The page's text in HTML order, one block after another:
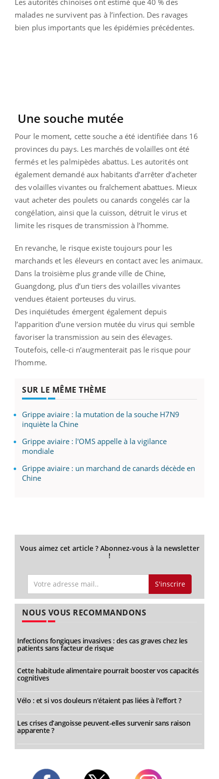
malades ne survivent pas à l’infection. Des ravages
bien plus importants que les épidémies précédentes.
Une souche mutée
Pour le moment, cette souche a été identifiée dans 16
provinces du pays. Les marchés de volailles ont été
fermés et les palmipèdes abattus. Les autorités ont
également demandé aux habitants d’arrêter d’acheter
des volailles vivantes ou fraîchement abattues. Mieux
vaut acheter des poulets ou canards congelés car la
congélation, ainsi que la cuisson, détruit le virus et
limite les risques de transmission à l’homme.
En revanche, le risque existe toujours pour les
marchands et les éleveurs en contact avec les animaux.
Dans la troisième plus grande ville de Chine,
Guangdong, plus d’un tiers des volailles vivantes
vendues étaient porteuses du virus.
Des inquiétudes émergent également depuis
l’apparition d’une version mutée du virus qui semble
favoriser la transmission au sein des élevages.
Toutefois, celle-ci n’augmenterait pas le risque pour
l’homme.
SUR LE MÊME THÈME
Grippe aviaire : la mutation de la souche H7N9
inquiète la Chine
Grippe aviaire : l'OMS appelle à la vigilance
mondiale
Grippe aviaire : un marchand de canards décède en
Chine
Vous aimez cet article ? Abonnez-vous à la newsletter
!
S'inscrire
NOUS VOUS RECOMMANDONS
Infections fongiques invasives : des cas graves chez les
patients sans facteur de risque
Cette habitude alimentaire pourrait booster vos capacités
cognitives
Vélo : et si vos douleurs n’étaient pas liées à l’effort ?
Les crises d’angoisse peuvent-elles survenir sans raison
apparente ?